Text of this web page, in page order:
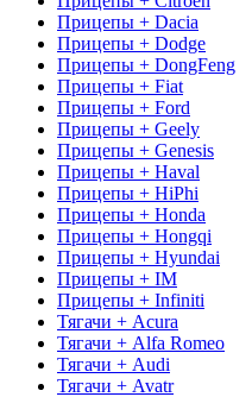
Прицепы + Dacia
Прицепы + Dodge
Прицепы + DongFeng
Прицепы + Fiat
Прицепы + Ford
Прицепы + Geely
Прицепы + Genesis
Прицепы + Haval
Прицепы + HiPhi
Прицепы + Honda
Прицепы + Hongqi
Прицепы + Hyundai
Прицепы + IM
Прицепы + Infiniti
Тягачи + Acura
Тягачи + Alfa Romeo
Тягачи + Audi
Тягачи + Avatr